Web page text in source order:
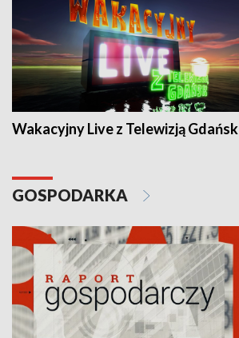
Wakacyjny Live z Telewizją Gdańsk
GOSPODARKA